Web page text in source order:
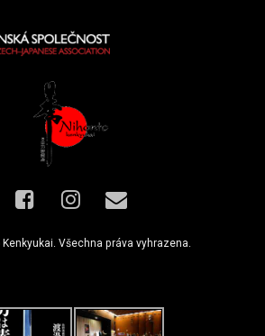
Facebook
Instagram
E-mail
Všechna práva vyhrazena.